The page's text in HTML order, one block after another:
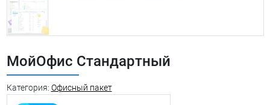
МойОфис Стандартный
Категория: Офисный пакет